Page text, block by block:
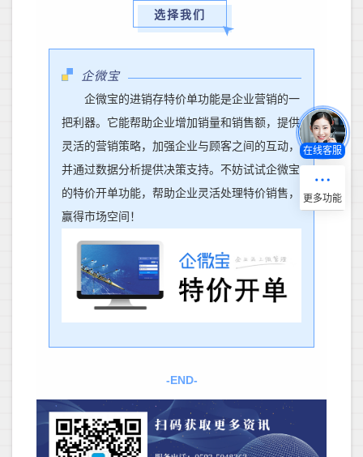
选择我们
企微宝
企微宝的进销存特价单功能是企业营销的一
把利器。它能帮助企业增加销量和销售额，提供
灵活的营销策略，加强企业与顾客之间的互动，
并通过数据分析提供决策支持。 不妨试试企微宝
的特价开单功能， 帮助企业灵活处理特价销售，
赢得市场空间！
-END-
在线客服